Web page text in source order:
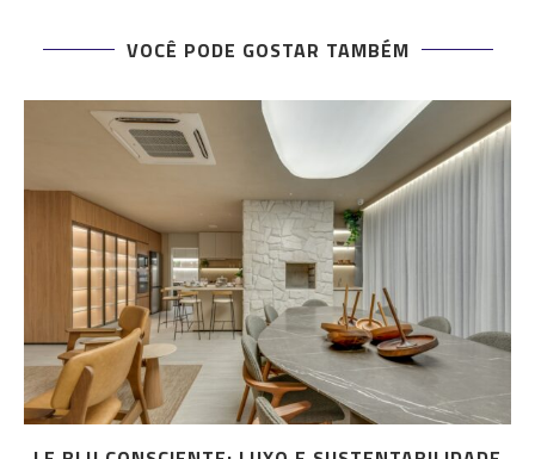
VOCÊ PODE GOSTAR TAMBÉM